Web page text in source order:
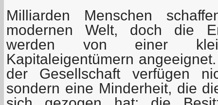
Milliarden Menschen
modernen Welt, doch die
werden von einer
Kapitaleigentümern
der Gesellschaft verfügen
sondern eine Minderheit, die